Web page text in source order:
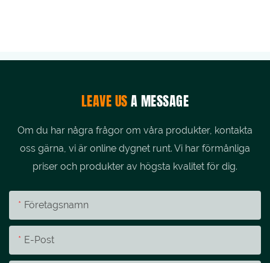
LEAVE USA MESSAGE
Om du har några frågor om våra produkter, kontakta
oss gärna, vi är online dygnet runt. Vi har förmånliga
priser och produkter av högsta kvalitet för dig.
Företagsnamn
E-Post